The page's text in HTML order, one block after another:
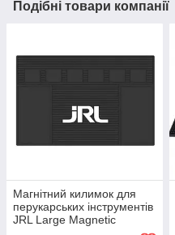
Подібні товари компанії
Магнітний килимок для
перукарських інструментів
JRL Large Magnetic